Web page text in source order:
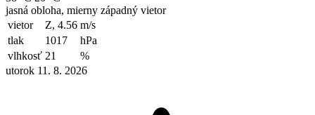
jasná obloha, mierny západný vietor
vietor
Z, 4.56 m/s
tlak
1017
hPa
vlhkosť 21
%
utorok 11. 8. 2026